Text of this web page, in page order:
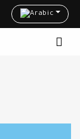
Arabic